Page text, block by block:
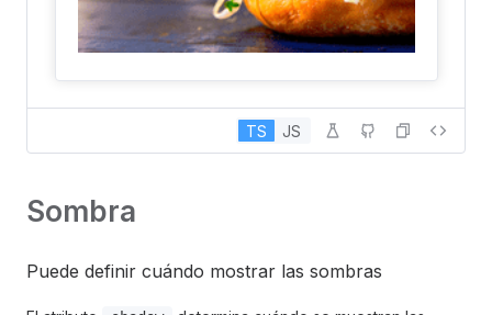
TS JS
Sombra
Puede definir cuándo mostrar las sombras